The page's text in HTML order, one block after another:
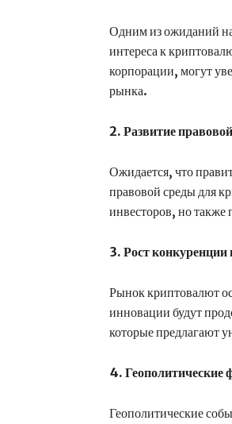
Одним из ожиданий
интереса к
корпорации, могут
рынка.
2. Развитие
Ожидается, что
правовой среды для
инвесторов, но также
3. Рост конкуренции
Рынок криптовалют
инновации будут
которые предлагают
4. Геополитические
Геополитические